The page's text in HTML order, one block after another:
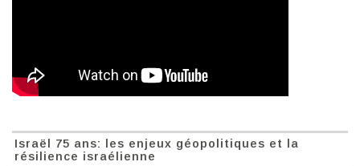
Israël 75 ans: les enjeux géopolitiques et la
résilience israélienne